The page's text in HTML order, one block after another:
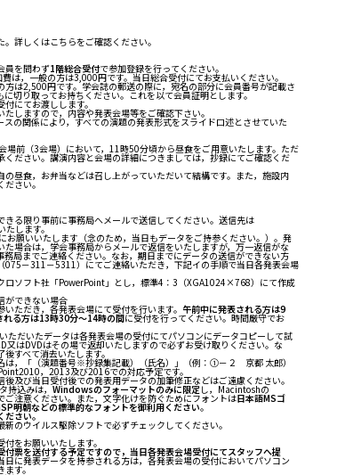
。詳しくはこちらをご確認ください。
を問わず1階総合受付で参加登録を行ってください。
，一般の方は3,000円です。当日総合受付にてお支払いください。
は2,500円です。学会誌の郵送の際に，宛名の部分に会員番号が記載さ
り取ってお持ちください。これを以て会員証明とします。
付にてお渡しします。
ますので，内容や発表会場等をご確認下さい。
関係により，すべての演題の発表形式をスライド口述とさせていた
前（3会場）において，11時50分頃から昼食をご用意いたします。ただ
ださい。講演内容と会場の詳細につきましては，抄録にてご確認くだ
昼食，お弁当などは召し上がっていただいて結構です。また，施設内
さい。
限り事前に事務局へメールで送信してください。送信先は
します。
お願いいたします（念のため，当日もデータをご持参ください。）。発
合は，学会事務局からメールで返信をいたしますが，万一返信がな
までご連絡ください。なお，期日までにデータの送信ができない方
－311－5311）にてご連絡いただき，下記イの手順で当日各発表会場
フト社「PowerPoint」とし，標準4：3（XGA1024×768）にて作成
できない場合
き，各発表会場にて受付を行います。 午前中に発表される方は9
る方は13時30分～14時の間に受付を行ってください。時間厳守でお
いたデータは各発表会場の受付にてパソコンにデータコピーして試
DVDはその場で返却いたしますので必ずお受け取りください。な
べて消去いたします。
，「（演題番号※抄録集記載）（氏名）」（例：①－２ 京都 太郎）
，2013及び2016での対応予定です。
び当日受付後での発表用データの加筆修正などはご遠慮ください。
持込みは，Windowsのフォーマットのみに限定し，Macintoshの
意ください。また，文字化けを防ぐためにフォントは日本語MSゴ
明朝などの標準的なフォントを御利用ください。
さい。
ウイルス駆除ソフトで必ずチェックしてください。
お願いいたします。
付票を送付する予定ですので，当日各発表会場受付にてスタッフへ提
日に発表データを持参される方は，各発表会場の受付においてパソコン
す。